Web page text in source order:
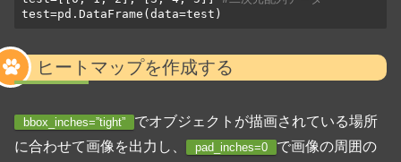
test=pd.DataFrame(data=test)
ヒートマップを作成する
bbox_inches=”tight”
でオブジェクトが描画されている場所
に合わせて画像を出力し、
pad_inches=0
で画像の周囲の